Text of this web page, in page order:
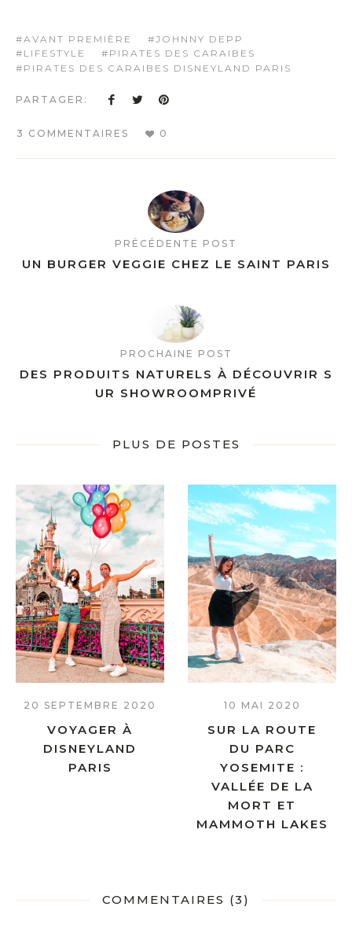
AVANT PREMIÈRE
JOHNNY DEPP
LIFESTYLE
PIRATES DES CARAIBES
PIRATES DES CARAIBES DISNEYLAND PARIS
PARTAGER:
3 COMMENTAIRES 0
PRÉCÉDENTE POST
UN BURGER VEGGIE CHEZ LE SAINT PARIS
PROCHAINE POST
DES PRODUITS NATURELS À DÉCOUVRIR S
UR SHOWROOMPRIVÉ
PLUS DE POSTES
20 SEPTEMBRE 2020
VOYAGER À
DISNEYLAND
PARIS
10 MAI 2020
SUR LA ROUTE
DU PARC
YOSEMITE :
VALLÉE DE LA
MORT ET
MAMMOTH LAKES
COMMENTAIRES (3)